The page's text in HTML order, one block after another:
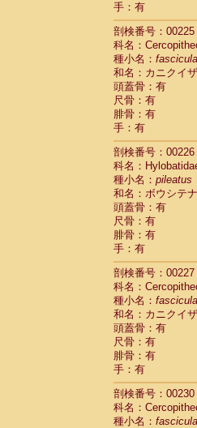
手：有
剖検番号：00225
科名：
種小名：
和名：カニクイ
頭蓋骨：有
尺骨：有
腓骨：有
手：有
剖検番号：00226
科名：
種小名： pileatus
和名：ボウシテ
頭蓋骨：有
尺骨：有
腓骨：有
手：有
剖検番号：00227
科名：
種小名：
和名：カニクイ
頭蓋骨：有
尺骨：有
腓骨：有
手：有
剖検番号：00230
科名：
種小名：